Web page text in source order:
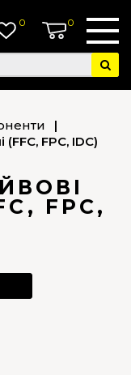
0 0
|
FPC, IDC)
FPC,